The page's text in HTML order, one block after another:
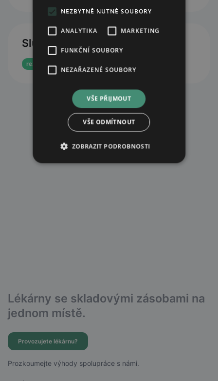
Služby
rezervace eReceptu
Lékárny se skladovými zásobami na
jednom místě.
Provozujete lékárnu?
Prozkoumejte výhody spolupráce s námi.
NEZBYTNĚ NUTNÉ SOUBORY
ANALYTIKA MARKETING
FUNKČNÍ SOUBORY
NEZAŘAZENÉ SOUBORY
VŠE PŘIJMOUT
VŠE ODMÍTNOUT
ZOBRAZIT PODROBNOSTI